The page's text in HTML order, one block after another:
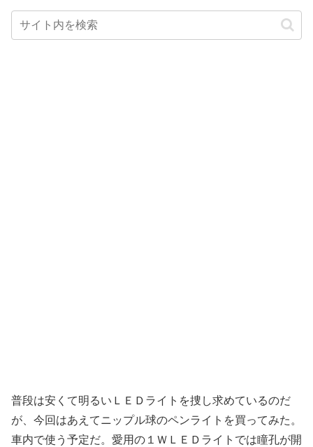
普段は安くて明るいＬＥＤライトを捜し求めているのだ
が、今回はあえてニップル球のペンライトを買ってみた。
車内で使う予定だ。愛用の１ＷＬＥＤライトでは瞳孔が開